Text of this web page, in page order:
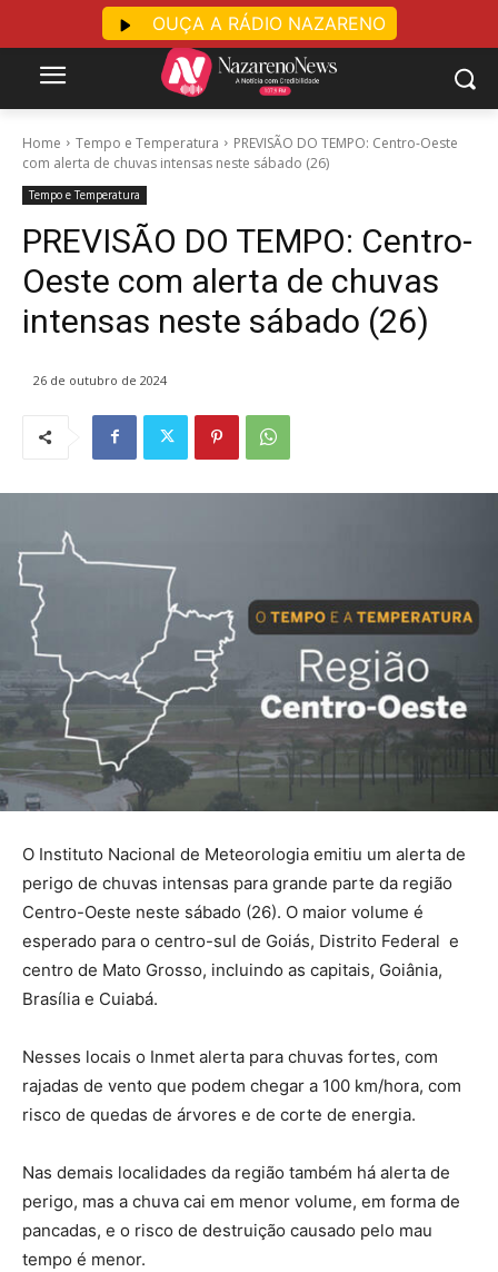
Home Tempo e Temperatura
PREVISÃO DO TEMPO: Centro-Oeste
com alerta de chuvas intensas neste sábado (26)
Tempo e Temperatura
PREVISÃO DO TEMPO: Centro-
Oeste com alerta de chuvas
intensas neste sábado (26)
26 de outubro de 2024
O Instituto Nacional de Meteorologia emitiu um alerta de
perigo de chuvas intensas para grande parte da região
Centro-Oeste neste sábado (26). O maior volume é
esperado para o centro-sul de Goiás, Distrito Federal e
centro de Mato Grosso, incluindo as capitais, Goiânia,
Brasília e Cuiabá.
Nesses locais o Inmet alerta para chuvas fortes, com
rajadas de vento que podem chegar a 100 km/hora, com
risco de quedas de árvores e de corte de energia.
Nas demais localidades da região também há alerta de
perigo, mas a chuva cai em menor volume, em forma de
pancadas, e o risco de destruição causado pelo mau
tempo é menor.
OUÇA A RÁDIO NAZARENO